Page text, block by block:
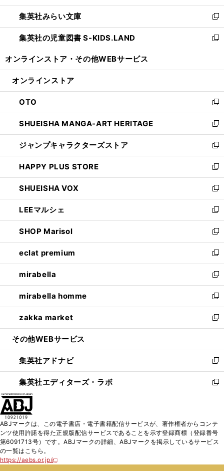
開
く
ウ
で
開
く
ン
ド
ウ
で
ウ
ィ
ン
ド
開
集英社みらい文庫
新
し
い
ン
ウ
で
開
く
集英社の児童図書 S-KIDS.LAND
新
ウ
ン
ド
ウ
で
開
く
オンラインストア・ その他WEBサービス
オンラインストア
OTO
新
し
い
ウ
ィ
ン
ド
ウ
で
開
く
SHUEISHA MANGA-ART HERITAGE
新
し
い
ウ
ィ
ン
ド
ウ
で
開
く
ジャンプキャラクターズストア
新
し
い
ウ
ィ
ン
ド
ウ
で
開
く
HAPPY PLUS STORE
新
し
い
ウ
ィ
ン
ド
ウ
で
開
く
SHUEISHA VOX
新
し
い
ウ
ィ
ン
ド
ウ
で
開
く
LEEマルシェ
新
し
い
ウ
ィ
ン
ド
ウ
で
開
く
SHOP Marisol
新
し
い
ウ
ィ
ン
ド
ウ
で
開
eclat premium
新
し
い
ウ
ィ
ン
ド
ウ
開
く
mirabella
新
し
い
ウ
ィ
ン
ウ
で
開
く
mirabella homme
新
し
い
ウ
ン
ド
ウ
で
zakka market
新
し
ウ
ィ
ン
ド
く
その他WEBサービス
集英社アドナビ
新
し
い
ド
ウ
で
集英社エディターズ・ラボ
新
ィ
ン
ド
ABJマークは、この電子書店・電子書籍配信サービスが、著作権者からコンテ
ンツ使用許諾を得た正規版配信サービスであることを示す登録商標（登録番号
第6091713号）です。ABJマークの詳細、ABJマークを掲示しているサービス
の一覧はこちら。
https://aebs.or.jp/
新